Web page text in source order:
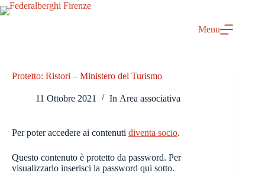
Salta
al
Menu
Protetto: Ristori – Ministero del Turismo
11 Ottobre 2021 In Area associativa
Per poter accedere ai contenuti diventa socio.
Questo contenuto è protetto da password. Per
visualizzarlo inserisci la password qui sotto.